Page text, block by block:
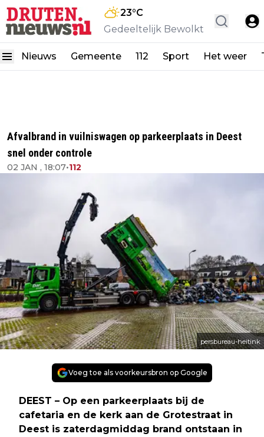
23°C
Gedeeltelijk Bewolkt
Nieuws Gemeente 112 Sport Het weer
Afvalbrand in vuilniswagen op parkeerplaats in Deest
snel onder controle
02 JAN , 18:07•112
persbureau-heitink
Voeg toe als voorkeursbron op Google
DEEST – Op een parkeerplaats bij de
cafetaria en de kerk aan de Grotestraat in
Deest is zaterdagmiddag brand ontstaan in